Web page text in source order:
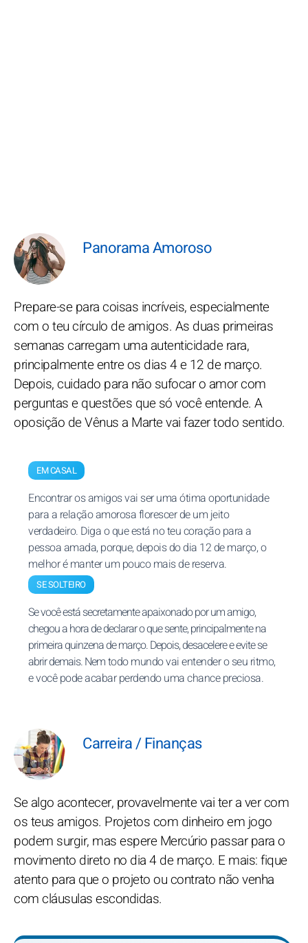
Panorama Amoroso
Prepare-se para coisas incríveis, especialmente
com o teu círculo de amigos. As duas primeiras
semanas carregam uma autenticidade rara,
principalmente entre os dias 4 e 12 de março.
Depois, cuidado para não sufocar o amor com
perguntas e questões que só você entende. A
oposição de Vênus a Marte vai fazer todo sentido.
EM CASAL
Encontrar os amigos vai ser uma ótima oportunidade
para a relação amorosa florescer de um jeito
verdadeiro. Diga o que está no teu coração para a
pessoa amada, porque, depois do dia 12 de março, o
melhor é manter um pouco mais de reserva.
SE SOLTEIRO
Se você está secretamente apaixonado por um amigo,
chegou a hora de declarar o que sente, principalmente na
primeira quinzena de março. Depois, desacelere e evite se
abrir demais. Nem todo mundo vai entender o seu ritmo,
e você pode acabar perdendo uma chance preciosa.
Carreira / Finanças
Se algo acontecer, provavelmente vai ter a ver com
os teus amigos. Projetos com dinheiro em jogo
podem surgir, mas espere Mercúrio passar para o
movimento direto no dia 4 de março. E mais: fique
atento para que o projeto ou contrato não venha
com cláusulas escondidas.